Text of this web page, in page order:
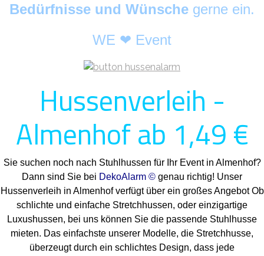
Bedürfnisse und Wünsche gerne ein.
WE ❤ Event
Hussenverleih -
Almenhof ab 1,49 €
Sie suchen noch nach Stuhlhussen für Ihr Event in Almenhof?
Dann sind Sie bei DekoAlarm © genau richtig! Unser
Hussenverleih in Almenhof verfügt über ein großes Angebot Ob
schlichte und einfache Stretchhussen, oder einzigartige
Luxushussen, bei uns können Sie die passende Stuhlhusse
mieten. Das einfachste unserer Modelle, die Stretchhusse,
überzeugt durch ein schlichtes Design, dass jede